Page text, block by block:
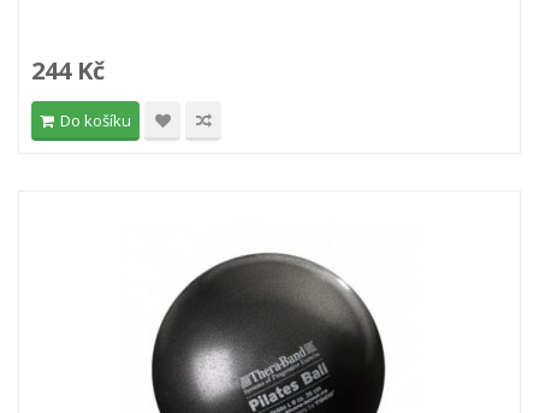
244 Kč
Do košíku